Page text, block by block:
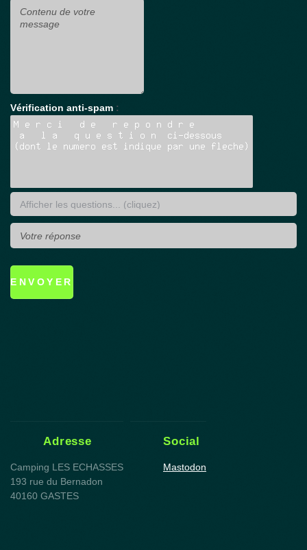
Vérification anti-spam :
Adresse
Camping LES ECHASSES
193 rue du Bernadon
40160 GASTES
Social
Mastodon